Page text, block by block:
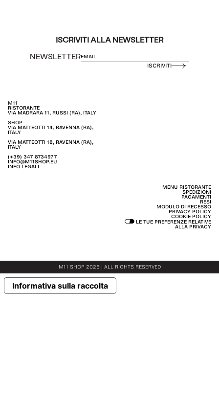
ISCRIVITI ALLA NEWSLETTER
NEWSLETTER
ISCRIVITI
M11
RISTORANTE
VIA MADRARA 11, RUSSI (RA), ITALY
SHOP
VIA MATTEOTTI 14, RAVENNA (RA),
ITALY
VIA MATTEOTTI 18, RAVENNA (RA),
ITALY
(+39) 347 8734977
INFO@M11SHOP.EU
INFO LEGALI
MENU RISTORANTE
SPEDIZIONI
PAGAMENTI
RESI
MODULO DI RECESSO
PRIVACY POLICY
COOKIE POLICY
LE TUE PREFERENZE RELATIVE
ALLA PRIVACY
M11 SHOP 2026 | ALL RIGHTS RESERVED
Informativa sulla raccolta